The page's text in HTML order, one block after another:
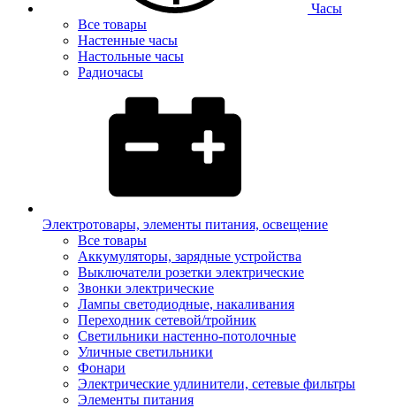
Часы
Все товары
Настенные часы
Настольные часы
Радиочасы
Электротовары, элементы питания, освещение
Все товары
Аккумуляторы, зарядные устройства
Выключатели розетки электрические
Звонки электрические
Лампы светодиодные, накаливания
Переходник сетевой/тройник
Светильники настенно-потолочные
Уличные светильники
Фонари
Электрические удлинители, сетевые фильтры
Элементы питания